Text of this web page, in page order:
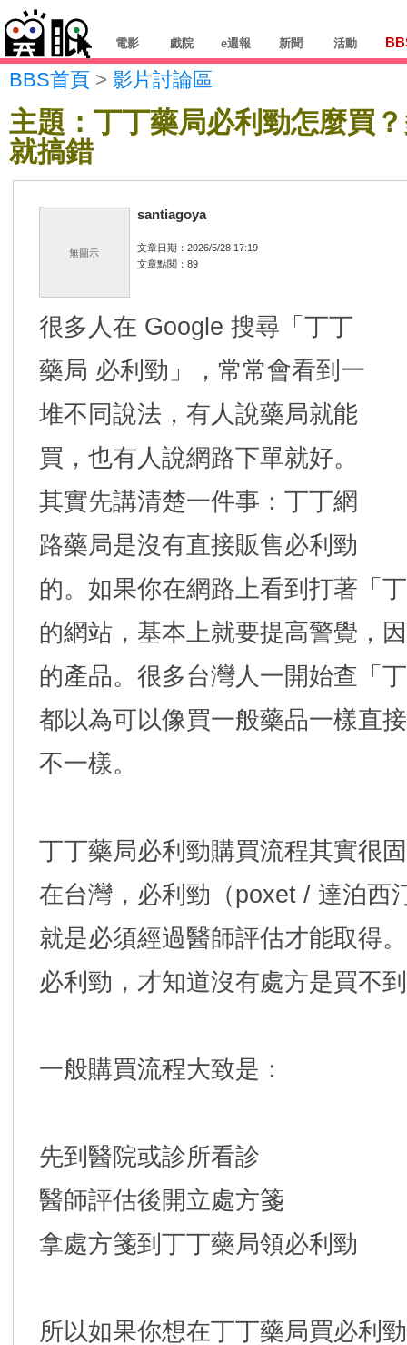
電影 戲院 e週報 新聞 活動
BBS首頁 > 影片討論區
主題：丁丁藥局必利勁怎麼買
就搞錯
無圖示
santiagoya
文章日期：2026/5/28 17:19
文章點閱：89
很多人在 Google 搜尋「丁丁
藥局 必利勁」，常常會看到一
堆不同說法，有人說藥局就能
買，也有人說網路下單就好。
其實先講清楚一件事：丁丁網
路藥局是沒有直接販售必利勁
的。如果你在網路上看到打著「
的網站，基本上就要提高警覺，
的產品。很多台灣人一開始查「
都以為可以像買一般藥品一樣直
不一樣。
丁丁藥局必利勁購買流程其實很
在台灣，必利勁（poxet / 達泊西
就是必須經過醫師評估才能取得
必利勁，才知道沒有處方是買不
一般購買流程大致是：
先到醫院或診所看診
醫師評估後開立處方箋
拿處方箋到丁丁藥局領必利勁
所以如果你想在丁丁藥局買必利